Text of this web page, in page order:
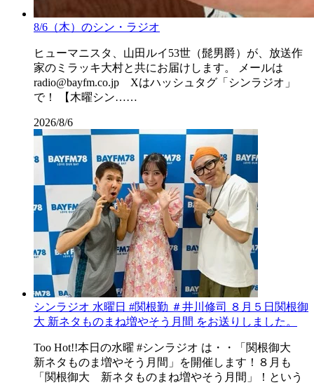
8/6（木）のシン・ラジオ
ヒューマニスタ、山田ルイ53世（髭男爵）が、放送作
家のミラッキ大村と共にお届けします。 メールは
radio@bayfm.co.jp Xはハッシュタグ「シンラジオ」
で！ 【木曜シン……
2026/8/6
シンラジオ 水曜日 #関根勤 ＃井川修司 ８月５日関根御
大 新ネタものまね増やそう月間 をお送りしました。
Too Hot!!本日の水曜 #シンラジオ は・・「関根御大
新ネタものま増やそう月間」を開催します！８月も
「関根御大 新ネタものまね増やそう月間」！という